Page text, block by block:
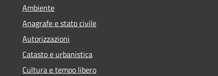
Ambiente
Anagrafe e stato civile
Autorizzazioni
Catasto e urbanistica
Cultura e tempo libero